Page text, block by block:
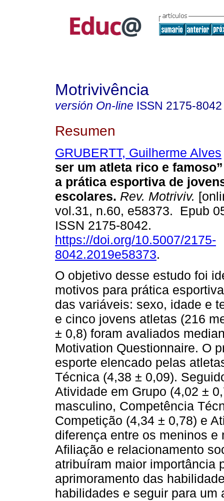
Motrivivência
versión On-line ISSN 2175-8042
Resumen
GRUBERTT, Guilherme Alves
ser um atleta rico e
a prática esportiva de
escolares. Rev. Motriviv.
vol.31, n.60, e58373. Epub
ISSN 2175-8042.
https://doi.org/10.5007/2175-
8042.2019e58373.
O objetivo desse estudo foi
motivos para prática
das variáveis: sexo, idade e
e cinco jovens atletas (216
± 0,8) foram avaliados
Motivation Questionnaire. O
esporte elencado pelas
Técnica (4,38 ± 0,09).
Atividade em Grupo (4,02 ±
masculino, Competência
Competição (4,34 ± 0,78) e
diferença entre os meninos
Afiliação e relacionamento
atribuíram maior importância
aprimoramento das
habilidades e seguir para um